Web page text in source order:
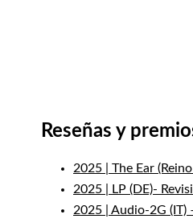
Reseñas y
2025 | The Ear
2025 | LP (DE)-
2025 | Audio-2G (IT)